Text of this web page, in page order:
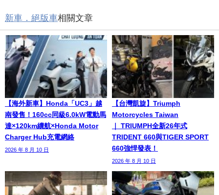
新車．絕版車相關文章
【海外新車】Honda「UC3」越
南發售！160cc同級6.0kW電動馬
達×120km續航×Honda Motor
Charger Hub充電網絡
2026 年 8 月 10 日
【台灣凱旋】Triumph
Motorcycles Taiwan
｜ TRIUMPH全新26年式
TRIDENT 660與TIGER SPORT
660強悍發表！
2026 年 8 月 10 日